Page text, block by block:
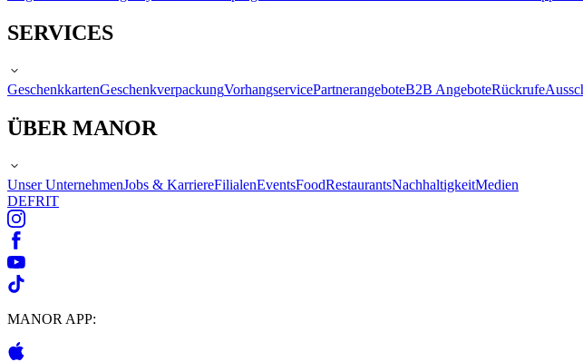
SERVICES
GeschenkkartenGeschenkverpackungVorhangservicePartnerangeboteB2B AngeboteRückrufe
ÜBER MANOR
Unser UnternehmenJobs & KarriereFilialenEventsFoodRestaurantsNachhaltigkeitMedien
DEFRIT
MANOR APP: